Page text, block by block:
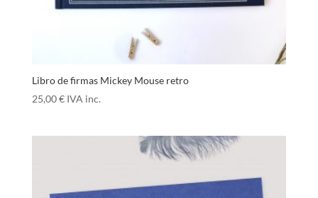
Libro de firmas Mickey Mouse retro
25,00€ IVA inc.